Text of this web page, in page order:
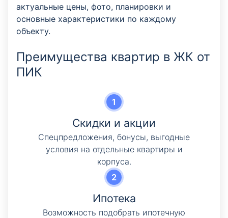
актуальные цены, фото, планировки и
основные характеристики по каждому
объекту.
Преимущества квартир в ЖК от
ПИК
Скидки и акции
Cпецпредложения, бонусы, выгодные
условия на отдельные квартиры и
корпуса.
Ипотека
Возможность подобрать ипотечную